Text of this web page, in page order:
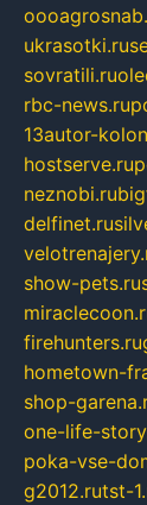
ukrasotki.ru
sovratili.ru
rbc-news.ru
13autor-
hostserve.ru
neznobi.ru
delfinet.ru
show-pets.ru
firehunters.ru
hometown-
shop-
one-life-
poka-vse-
g2012.rutst-